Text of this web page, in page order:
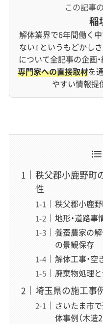
この記事
稲
解体業界で6年間働く
ない』というもどかし
について全記事の企画
専門家への直接取材を
やすい情報提
秩父郡小鹿野町
性
秩父郡小鹿
地形・道路
養蚕農家の解
の景観保存
解体工事・
廃棄物処理
埼玉県の施工事
さいたま市
体事例（木造